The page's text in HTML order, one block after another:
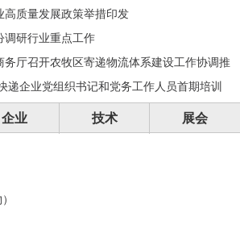
高质量发展政策举措印发
调研行业重点工作
务厅召开农牧区寄递物流体系建设工作协调推
递企业党组织书记和党务工作人员首期培训
企业 技术 展会